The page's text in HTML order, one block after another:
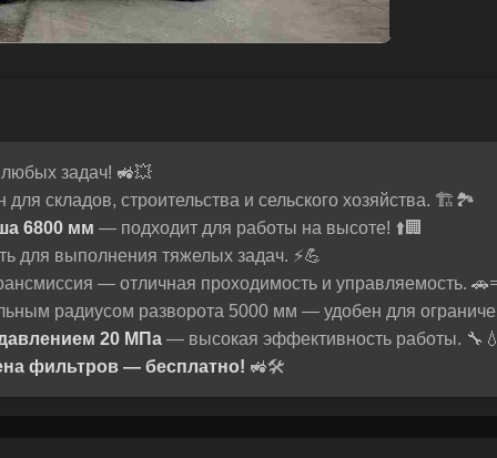
задач! 🚜💥
складов, строительства и сельского хозяйства. 🏗️🏞️
6800 мм — подходит для работы на высоте! ⬆️🏢
для выполнения тяжелых задач. ⚡💪
— отличная проходимость и управляемость.
радиусом разворота 5000 мм — удобен для
20 МПа — высокая эффективность работы.
фильтров — бесплатно! 🚜🛠️